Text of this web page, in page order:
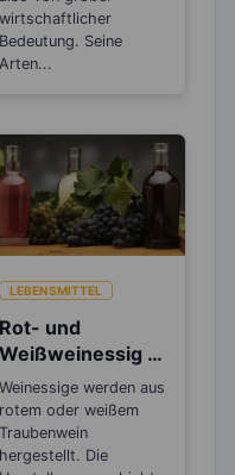
wirtschaftlicher
Bedeutung. Seine
Arten...
LEBENSMITTEL
Rot- und
Weißweinessig –
zuckerärmere
Alternativen zum
Balsamico
Weinessige werden aus
rotem oder weißem
Traubenwein
hergestellt. Die